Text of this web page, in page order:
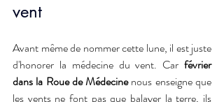
vent
Avant même de nommer cette lune, il est juste
d'honorer la médecine du vent. Car février
dans la Roue de Médecine nous enseigne que
les vents ne font pas que balayer la terre, ils